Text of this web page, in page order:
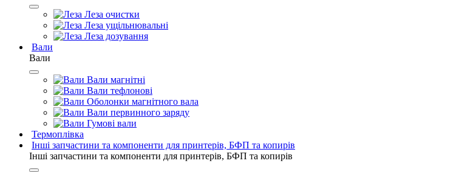
Леза очистки
Леза ущільнювальні
Леза дозування
Вали
Вали
Вали магнітні
Вали тефлонові
Оболонки магнітного вала
Вали первинного заряду
Гумові вали
Термоплівка
Інші запчастини та компоненти для принтерів, БФП та копирів
Інші запчастини та компоненти для принтерів, БФП та копирів